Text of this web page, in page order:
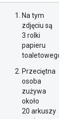
Na tym
zdjęciu są
3 rolki
papieru
toaletowego.
Przeciętna
osoba
zużywa
około
20 arkuszy